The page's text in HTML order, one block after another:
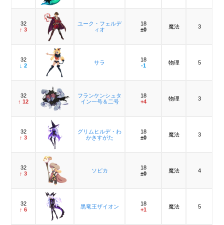
32
↑ 3
ユーク・フェルデ
ィオ
18
±0
魔法 3
32
↓ 2
サラ
18
-1
物理 5
32
↑ 12
フランケンシュタ
イン一号＆二号
18
+4
物理 3
32
↑ 3
グリムヒルデ・わ
かきすがた
18
±0
魔法 3
32
↑ 3
ソピカ
18
±0
魔法 4
32
↑ 6
黒竜王ザイオン
18
+1
魔法 5